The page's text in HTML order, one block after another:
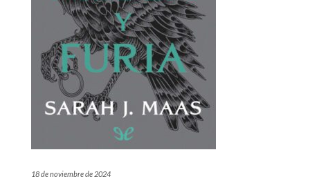
18 de noviembre de 2024